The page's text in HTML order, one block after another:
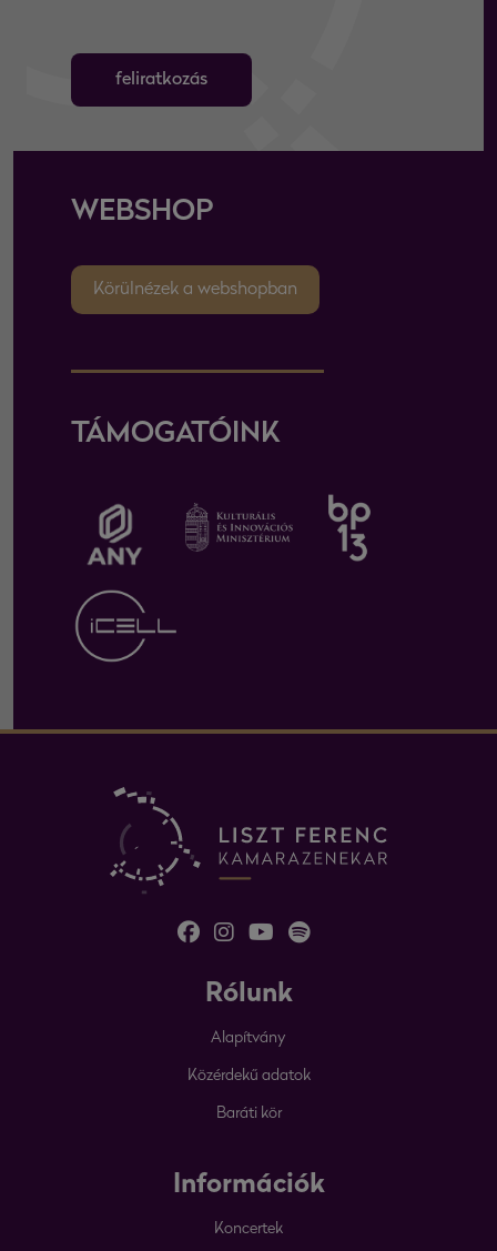
feliratkozás
WEBSHOP
Körülnézek a webshopban
TÁMOGATÓINK
Rólunk
Alapítvány
Közérdekű adatok
Baráti kör
Információk
Koncertek